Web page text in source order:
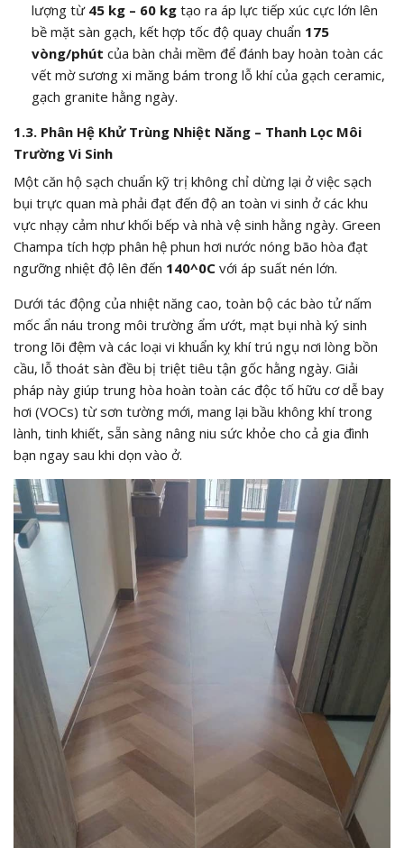
lượng từ 45 kg – 60 kgtạo ra áp lực tiếp xúc cực lớn lên
bề mặt sàn gạch, kết hợp tốc độ quay chuẩn 175
vòng/phút của bàn chải mềm để đánh bay hoàn toàn các
vết mờ sương xi măng bám trong lỗ khí của gạch ceramic,
gạch granite hằng ngày.
1.3. Phân Hệ Khử Trùng Nhiệt Năng – Thanh Lọc Môi
Trường Vi Sinh
Một căn hộ sạch chuẩn kỹ trị không chỉ dừng lại ở việc sạch
bụi trực quan mà phải đạt đến độ an toàn vi sinh ở các khu
vực nhạy cảm như khối bếp và nhà vệ sinh hằng ngày. Green
Champa tích hợp phân hệ phun hơi nước nóng bão hòa đạt
ngưỡng nhiệt độ lên đến 140^0C với áp suất nén lớn.
Dưới tác động của nhiệt năng cao, toàn bộ các bào tử nấm
mốc ẩn náu trong môi trường ẩm ướt, mạt bụi nhà ký sinh
trong lõi đệm và các loại vi khuẩn kỵ khí trú ngụ nơi lòng bồn
cầu, lỗ thoát sàn đều bị triệt tiêu tận gốc hằng ngày. Giải
pháp này giúp trung hòa hoàn toàn các độc tố hữu cơ dễ bay
hơi (VOCs) từ sơn tường mới, mang lại bầu không khí trong
lành, tinh khiết, sẵn sàng nâng niu sức khỏe cho cả gia đình
bạn ngay sau khi dọn vào ở.